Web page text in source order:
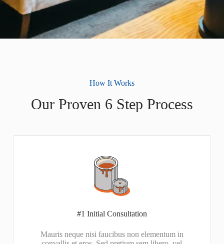
How It Works
Our Proven 6 Step Process
#1 Initial Consultation
Mauris neque nisi faucibus non elementum in